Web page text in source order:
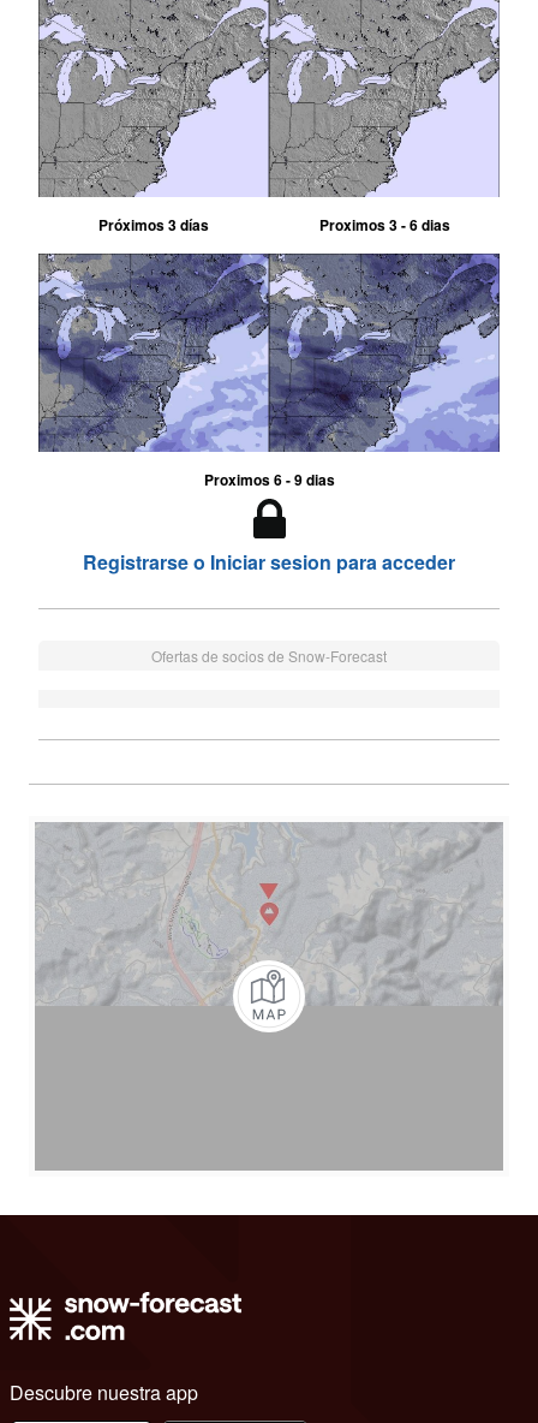
Próximos 3 días Proximos 3 - 6 dias
Proximos 6 - 9 dias
Registrarse o Iniciar sesion para acceder
Ofertas de socios de Snow-Forecast
Descubre nuestra app